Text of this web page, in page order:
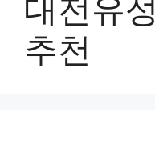
대전유
추천